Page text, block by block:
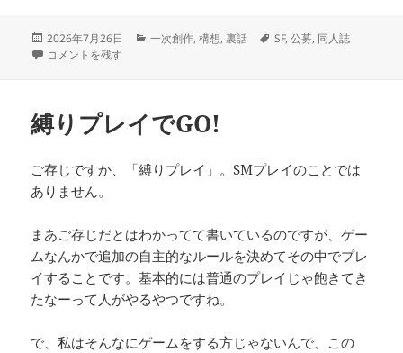
投
稿
2026年7月26日
カ
一次創作,構想,裏話
タ
SF,公募, 同人誌
氷砂糖的SF考 に
コメントを残す
縛りプレイでGO!
ご存じですか、「縛りプレイ」。SMプレイのことでは
ありません。
まあご存じだとはわかってて書いているのですが、ゲー
ムなんかで追加の自主的なルールを決めてその中でプレ
イすることです。基本的には普通のプレイじゃ飽きてき
たなーって人がやるやつですね。
で、私はそんなにゲームをする方じゃないんで、この